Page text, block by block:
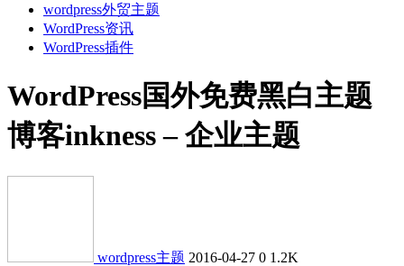
wordpress外贸主题
WordPress资讯
WordPress插件
WordPress国外免费黑白主题
博客inkness – 企业主题
wordpress主题 2016-04-27 0 1.2K